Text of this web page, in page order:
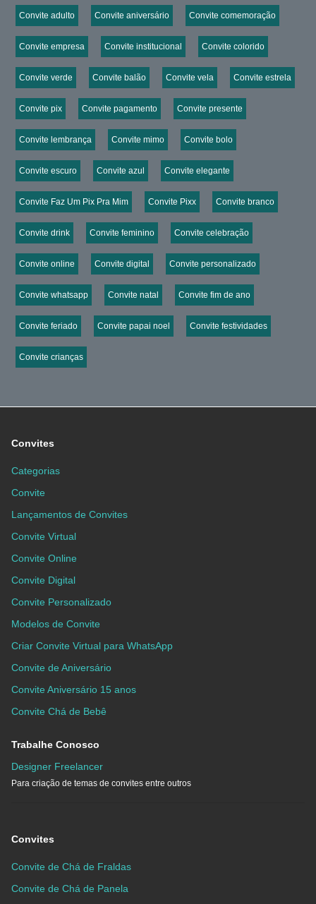
Convite adulto Convite aniversário Convite comemoração
Convite empresa Convite institucional Convite colorido
Convite verde Convite balão Convite vela Convite estrela
Convite pix Convite pagamento Convite presente
Convite lembrança Convite mimo Convite bolo
Convite escuro Convite azul Convite elegante
Convite Faz Um Pix Pra Mim Convite Pixx Convite branco
Convite drink Convite feminino Convite celebração
Convite online Convite digital Convite personalizado
Convite whatsapp Convite natal Convite fim de ano
Convite feriado Convite papai noel Convite festividades
Convite crianças
Convites
Categorias
Convite
Lançamentos de Convites
Convite Virtual
Convite Online
Convite Digital
Convite Personalizado
Modelos de Convite
Criar Convite Virtual para WhatsApp
Convite de Aniversário
Convite Aniversário 15 anos
Convite Chá de Bebê
Trabalhe Conosco
Designer Freelancer
Para criação de temas de convites entre outros
Convites
Convite de Chá de Fraldas
Convite de Chá de Panela